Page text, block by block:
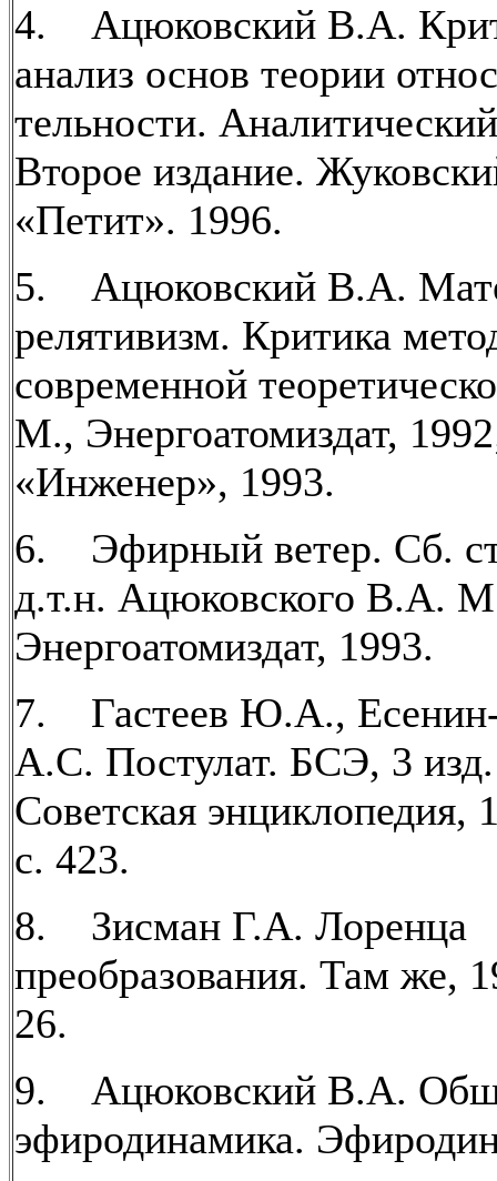
4. Ацюковский В.А.
анализ основ теории
тельности.
Второе издание.
«Петит». 1996.
5. Ацюковский В.А.
релятивизм. Критика
современной
М., Энергоатомиздат,
«Инженер», 1993.
6. Эфирный ветер. Сб.
д.т.н. Ацюковского В.А.
Энергоатомиздат, 1993.
7. Гастеев Ю.А.,
А.С. Постулат. БСЭ, 3
Советская энциклопедия,
с. 423.
8. Зисман Г.А. Лоренца
преобразования. Там же,
26.
9. Ацюковский В.А.
эфиродинамика.